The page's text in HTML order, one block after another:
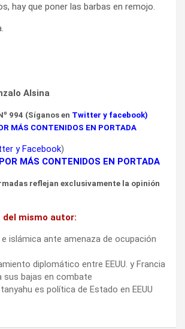
hay que poner las barbas en remojo.
Alsina
994 (Síganos en Twitter y facebook)
MÁS CONTENIDOS EN PORTADA
yFacebook)
MÁS CONTENIDOS EN PORTADA
reflejan exclusivamente la opinión
mismo autor:
islámica ante amenaza de ocupación
diplomático entre EEUU. y Francia
sus bajas en combate
es política de Estado en EEUU